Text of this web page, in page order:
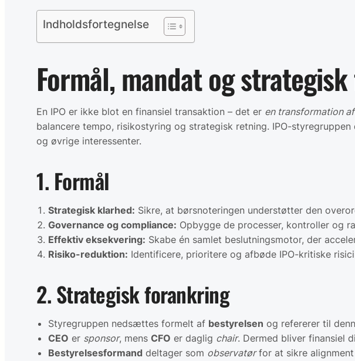
Indholdsfortegnelse
Formål, mandat og
En IPO er ikke blot en finansiel transaktion – det er en transformation
balancere tempo, risikostyring og strategisk retning. IPO-styregruppen
og øvrige interessenter.
1. Formål
Strategisk klarhed: Sikre, at børsnoteringen understøtter den
Governance og compliance: Opbygge de processer, kontroller og
Effektiv eksekvering: Skabe én samlet beslutnings­motor, der
Risiko-reduktion: Identificere, prioritere og afbøde IPO-kritiske
2. Strategisk forankring
Styregruppen nedsættes formelt af bestyrelsen og refererer til
CEO er sponsor, mens CFO er daglig chair. Dermed bliver finansiel
Bestyrelsesformand deltager som observatørfor at sikre